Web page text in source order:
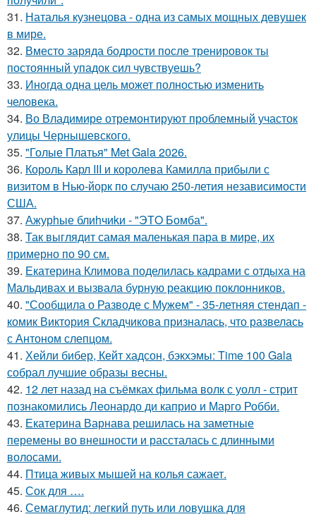
31. Наталья кузнецова - одна из самых мощных девушек
в мире.
32. Вместо заряда бодрости после тренировок ты
постоянный упадок сил чувствуешь?
33. Иногда одна цель может полностью изменить
человека.
34. Во Владимире отремонтируют проблемный участок
улицы Чернышевского.
35. "Голые Платья" Met Gala 2026.
36. Король Карл III и королева Камилла прибыли с
визитом в Нью-йорк по случаю 250-летия независимости
США.
37. Ажурhые блиhчиkи - "ЭТO Бомба".
38. Так выглядит самая маленькая пара в мире, их
примерно по 90 см.
39. Екатерина Климова поделилась кадрами с отдыха на
Мальдивах и вызвала бурную реакцию поклонников.
40. "Сообщила о Разводе с Мужем" - 35-летняя стендап -
комик Виктория Складчикова призналась, что развелась
с Антоном слепцом.
41. Хейли бибер, Кейт хадсон, бэкхэмы: Time 100 Gala
собрал лучшие образы весны.
42. 12 лет назад на съёмках фильма волк с уолл - стрит
познакомились Леонардо ди каприо и Марго Робби.
43. Екатерина Варнава решилась на заметные
перемены во внешности и рассталась с длинными
волосами.
44. Птица живых мышей на колья сажает.
45. Сок для ….
46. Семаглутид: легкий путь или ловушка для